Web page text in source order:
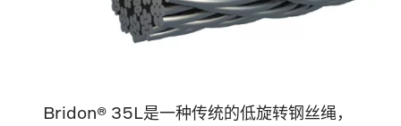
Bridon® 35L是一种传统的低旋转钢丝绳，